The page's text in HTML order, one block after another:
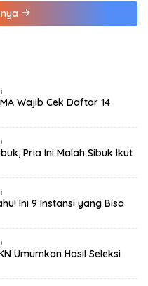
Wajib Cek Daftar 14
Pria Ini Malah Sibuk Ikut
Ini 9 Instansi yang Bisa
Umumkan Hasil Seleksi